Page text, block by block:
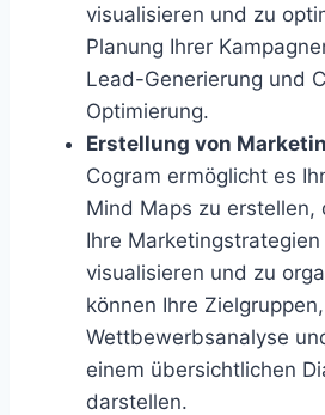
visualisieren und zu
Planung Ihrer
Lead-Generierung und
Optimierung.
Erstellung von
Cogram ermöglicht es
Mind Maps zu erstellen,
Ihre
visualisieren und zu
können Ihre
Wettbewerbsanalyse
einem übersichtlichen
darstellen.